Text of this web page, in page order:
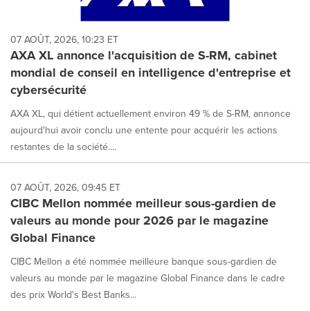
07 AOÛT, 2026, 10:23 ET
AXA XL annonce l'acquisition de S-RM, cabinet
mondial de conseil en intelligence d'entreprise et
cybersécurité
AXA XL, qui détient actuellement environ 49 % de S-RM, annonce
aujourd'hui avoir conclu une entente pour acquérir les actions
restantes de la société....
07 AOÛT, 2026, 09:45 ET
CIBC Mellon nommée meilleur sous-gardien de
valeurs au monde pour 2026 par le magazine
Global Finance
CIBC Mellon a été nommée meilleure banque sous-gardien de
valeurs au monde par le magazine Global Finance dans le cadre
des prix World's Best Banks...